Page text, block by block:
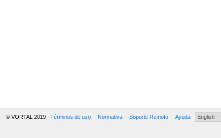
© VORTAL 2019 Términos de uso Normativa Soporte Remoto Ayuda